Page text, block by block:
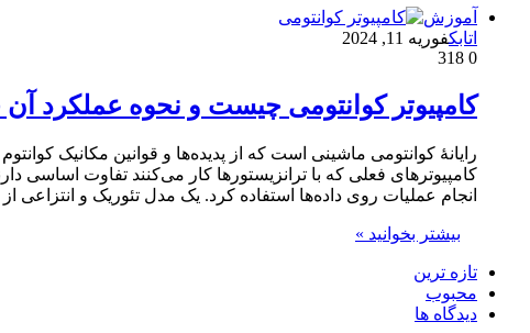
آموزش
اتابکفوریه 11, 2024
0
کامپیوتر کوانتومی چیست و نحوه عملکرد
کامپیوترهای فعلی که با ترانزیستورها کار می‌کنند تفاوت اساسی
انجام عملیات روی داده‌ها استفاده کرد. یک مدل تئوریک و انتزاعی
بیشتر بخوانید »
تازه ترین
محبوب
دیدگاه ها